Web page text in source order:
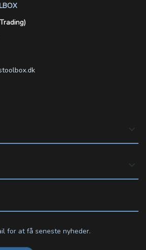
keyboard_arrow_down
keyboard_arrow_down
for at få seneste nyheder.